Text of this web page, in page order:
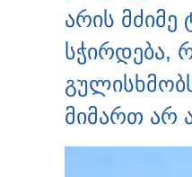
არის
სჭირდება,
მიმართ არ